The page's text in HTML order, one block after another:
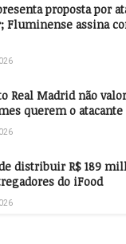
proposta por
Fluminense assina
Real Madrid não
querem o atacante
distribuir R$ 189
do iFood